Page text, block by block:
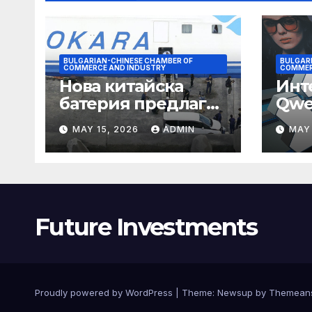
BULGARIAN-CHINESE CHAMBER OF
COMMERCE AND INDUSTRY
Нова китайска
батерия предлага
нова надежда за
съхранение на
водород
MAY 15, 2026 ADMIN
Future Investments
Proudly powered by WordPress Theme: Newsup by